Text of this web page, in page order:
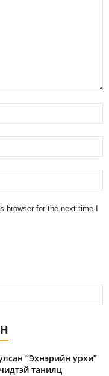
browser for the next time I
“Эхнэрийн урхи”
танилц